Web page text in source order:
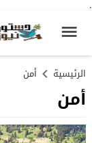
.
الرئيسية أمن
أمن